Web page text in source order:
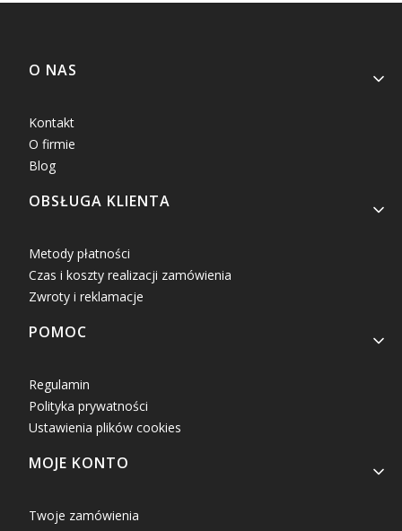
Linki w stopce
O NAS
Kontakt
O firmie
Blog
OBSŁUGA KLIENTA
Metody płatności
Czas i koszty realizacji zamówienia
Zwroty i reklamacje
POMOC
Regulamin
Polityka prywatności
Ustawienia plików cookies
MOJE KONTO
Twoje zamówienia